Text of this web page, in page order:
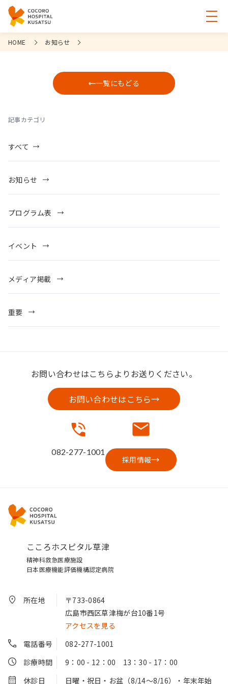
HOME お知らせ
一覧にもどる
記事カテゴリ
すべて
お知らせ
プログラム表
イベント
メディア掲載
重要
お問い合わせはこちらよりお送りください。
お問い合わせはこちら
082-277-1001
採用情報
こころホスピタル草津
精神科救急医療施設
日本医療機能評価機構認定病院
所在地
〒733-0864
広島市西区草津梅が台10番1号
アクセスを見る
電話番号
082-277-1001
診療時間
9：00 - 12：00 13：30 - 17：00
休診日
日曜・祝日・お盆（8/14～8/16）・年末年始